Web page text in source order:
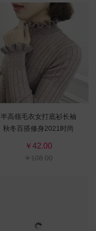
半高领毛衣女打底衫长袖
秋冬百搭修身2021时尚
￥42.00
￥108.00